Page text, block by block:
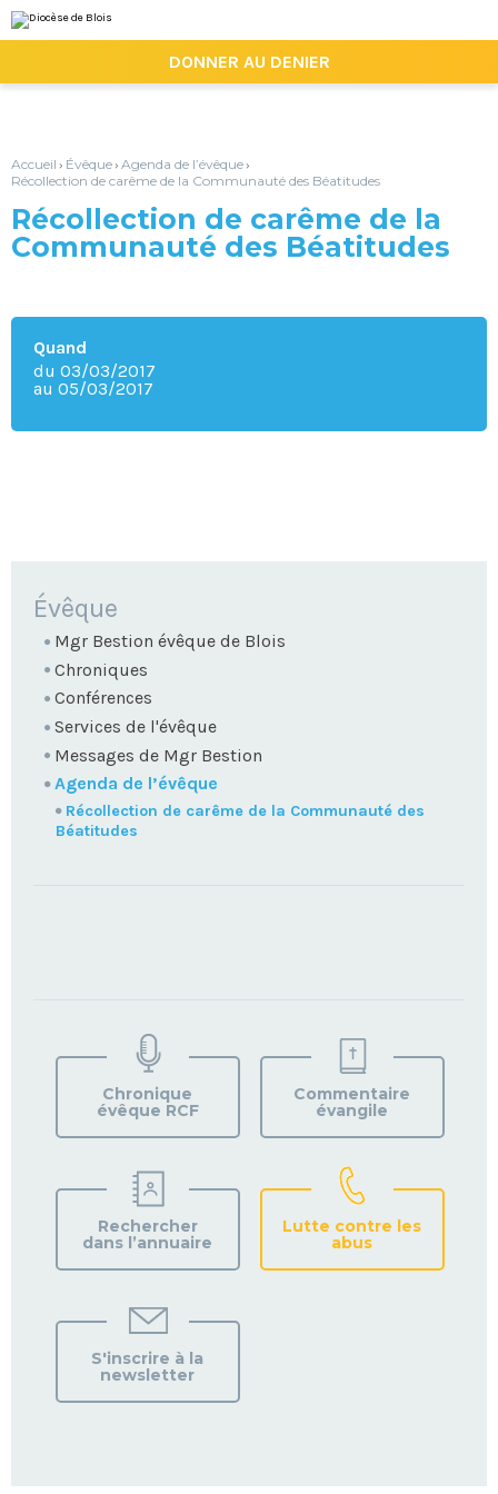
au
contenu.
la
personnels
DONNER AU DENIER
Accueil › Évêque› Agenda de l’évêque›
Récollection de carême de la Communauté des Béatitudes
Récollection de carême de la
Communauté des Béatitudes
Quand
du 03/03/2017
au 05/03/2017
NAVIGATION
Évêque
Mgr Bestion évêque de Blois
Chroniques
Conférences
Services de l'évêque
Messages de Mgr Bestion
Agenda de l’évêque
Récollection de carême de la Communauté des
Béatitudes
VOTRE
PAROISSE
Chronique
évêque RCF
Commentaire
évangile
Rechercher
dans l’annuaire
Lutte contre les
abus
S'inscrire à la
newsletter